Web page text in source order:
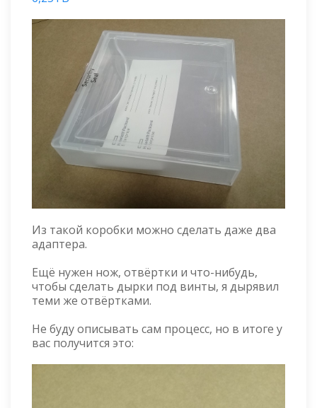
Из такой коробки можно сделать даже два
адаптера.
Ещё нужен нож, отвёртки и что-нибудь,
чтобы сделать дырки под винты, я дырявил
теми же отвёртками.
Не буду описывать сам процесс, но в итоге у
вас получится это: